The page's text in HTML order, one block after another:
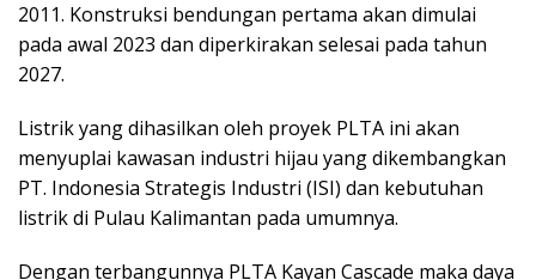
2011. Konstruksi bendungan pertama akan dimulai
pada awal 2023 dan diperkirakan selesai pada tahun
2027.
Listrik yang dihasilkan oleh proyek PLTA ini akan
menyuplai kawasan industri hijau yang dikembangkan
PT. Indonesia Strategis Industri (ISI) dan kebutuhan
listrik di Pulau Kalimantan pada umumnya.
Dengan terbangunnya PLTA Kayan Cascade maka daya